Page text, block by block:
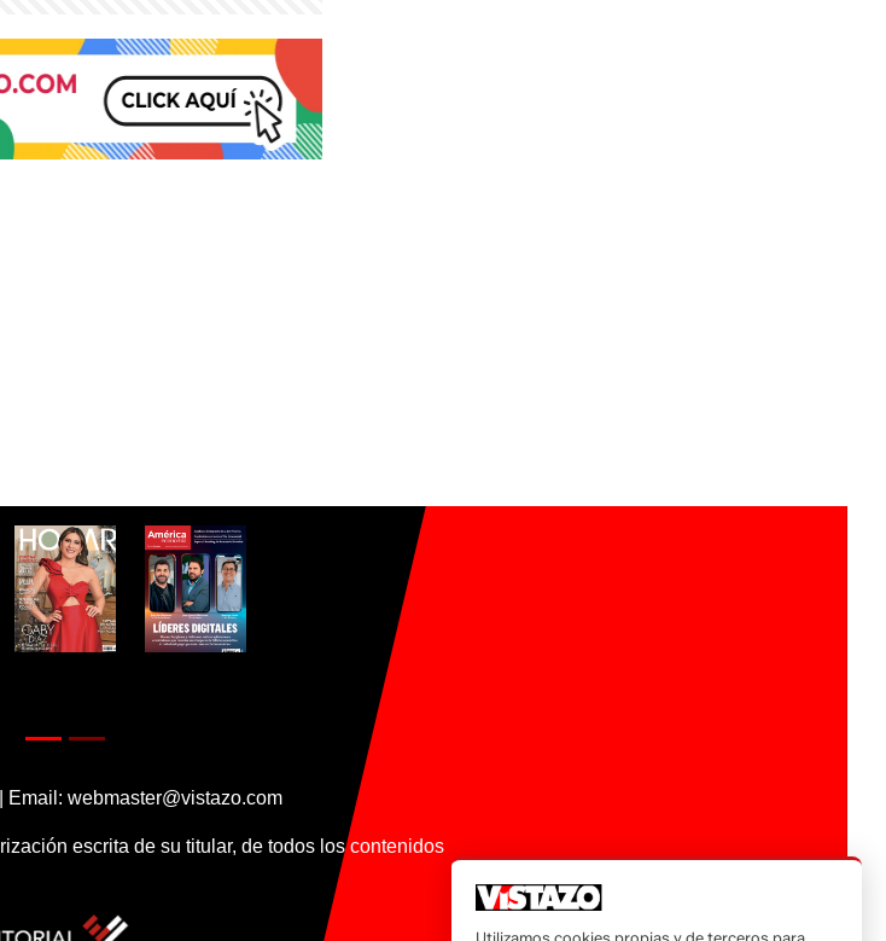
Email: webmaster@vistazo.com
escrita de su titular, de todos los contenidos